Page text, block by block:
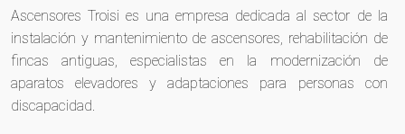
Ascensores Troisi es una empresa dedicada al sector de la
instalación y mantenimiento de ascensores, rehabilitación de
fincas antiguas, especialistas en la modernización de
aparatos elevadores y adaptaciones para personas con
discapacidad.